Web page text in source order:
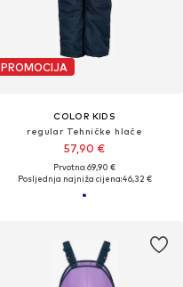
PROMOCIJA
COLOR KIDS
regular Tehničke hlače
57,90 €
Prvotno: 69,90 €
Posljednja najniža cijena:46,32 €